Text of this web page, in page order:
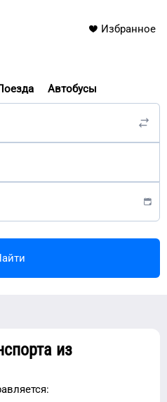
Избранное
Автобусы
из